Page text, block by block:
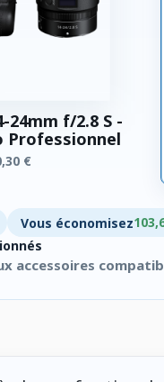
24mm f/2.8 S -
Professionnel
€
Vous économisez
accessoires